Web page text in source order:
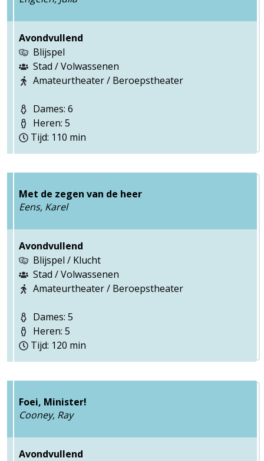
Avondvullend
Blijspel
Stad / Volwassenen
Amateurtheater / Beroepstheater
Dames: 6
Heren: 5
Tijd: 110 min
Met de zegen van de heer
Eens, Karel
Avondvullend
Blijspel / Klucht
Stad / Volwassenen
Amateurtheater / Beroepstheater
Dames: 5
Heren: 5
Tijd: 120 min
Foei, Minister!
Cooney, Ray
Avondvullend